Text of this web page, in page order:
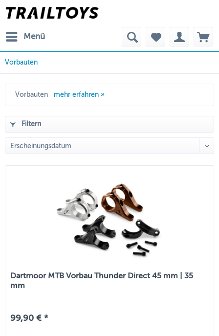
Menü
Vorbauten
Vorbauten mehr erfahren »
Filtern
Dartmoor MTB Vorbau Thunder Direct 45 mm | 35
mm
99,90 € *